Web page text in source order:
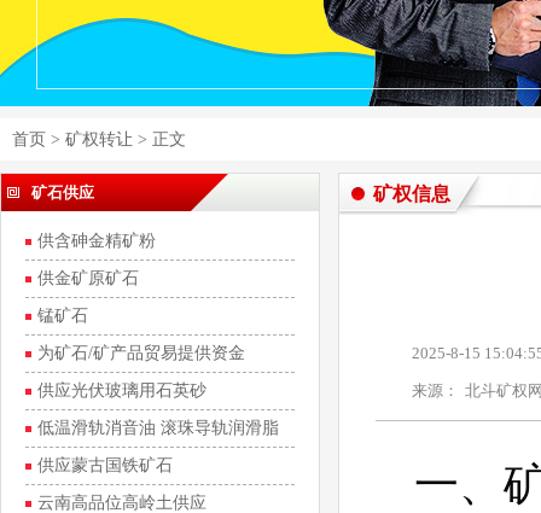
首页 > 矿权转让 > 正文
矿石供应
供含砷金精矿粉
供金矿原矿石
锰矿石
为矿石/矿产品贸易提供资金
供应光伏玻璃用石英砂
低温滑轨消音油 滚珠导轨润滑脂
供应蒙古国铁矿石
云南高品位高岭土供应
矿权信息
2025-8-15
来源： 北斗矿权
一、